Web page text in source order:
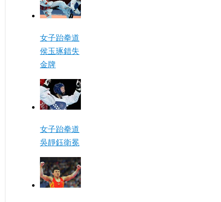
女子跆拳道
侯玉琢錯失
金牌
女子跆拳道
吳靜鈺衛冕